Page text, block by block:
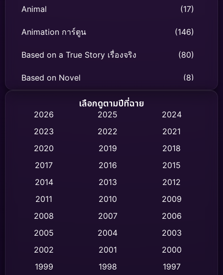
Animal (17)
Animation การ์ตูน (146)
Based on a True Story เรื่องจริง (80)
Based on Novel (8)
Biography ชีวิตจริง
Classic หนังคลาสสิก (47)
Comedy ตลก (460)
Crime อาชญากรรม (541)
Cult Film
เลือกดูตามปีที่ฉาย
2026 2025
2024
2023
2022
2021
2020
2019
2018
2017
2016
2015
2014
2013
2012
2011
2010
2009
2008
2007
2006
2005
2004
2003
2002
2001
2000
1999
1998
1997